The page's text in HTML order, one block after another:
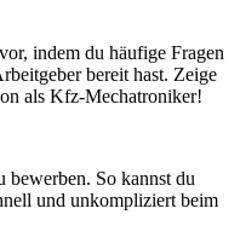
indem du häufige Fragen
bereit hast. Zeige
als Kfz-Mechatroniker!
bewerben. So kannst du
und unkompliziert beim